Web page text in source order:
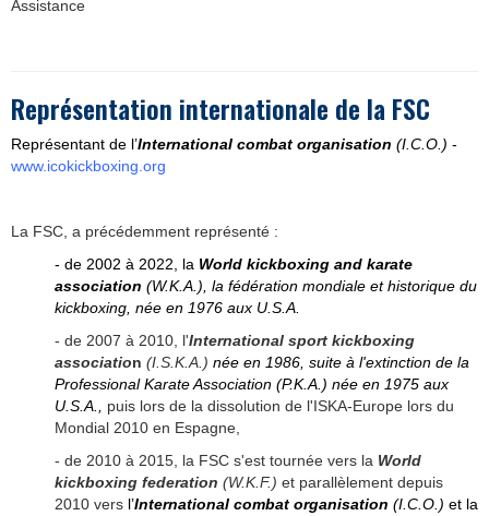
Assistance
Représentation internationale de la FSC
Représentant de l’International combat organisation (I.C.O.) -
www.icokickboxing.org
La FSC, a précédemment représenté :
- de 2002 à 2022, la World kickboxing and karate
association (W.K.A.), la fédération mondiale et historique du
kickboxing, née en 1976 aux U.S.A.
- de 2007 à 2010, l'International sport kickboxing
association (I.S.K.A.) née en 1986, suite à l'extinction de la
Professional Karate Association (P.K.A.) née en 1975 aux
U.S.A., puis lors de la dissolution de l'ISKA-Europe lors du
Mondial 2010 en Espagne,
- de 2010 à 2015, la FSC s'est tournée vers la World
kickboxing federation (W.K.F.) et parallèlement depuis
2010 vers l’International combat organisation (I.C.O.) et la